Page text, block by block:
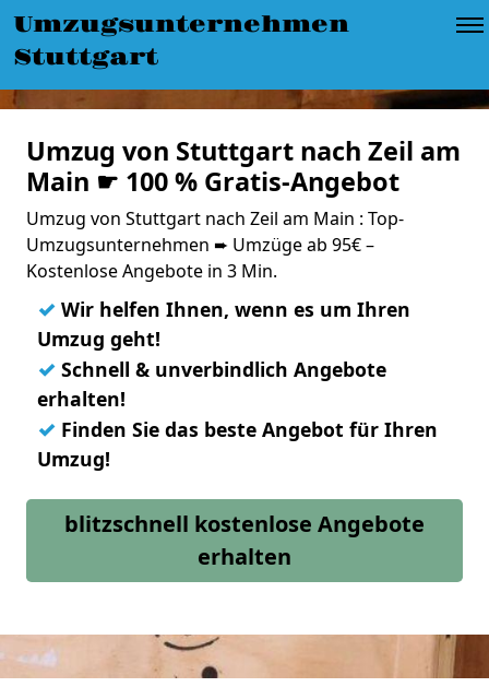
Umzugsunternehmen
Stuttgart
Umzug von Stuttgart nach Zeil am
Main ☛ 100 % Gratis-Angebot
Umzug von Stuttgart nach Zeil am Main : Top-
Umzugsunternehmen ➨ Umzüge ab 95€ –
Kostenlose Angebote in 3 Min.
✓ Wir helfen Ihnen, wenn es um Ihren
Umzug geht!
✓ Schnell & unverbindlich Angebote
erhalten!
✓ Finden Sie das beste Angebot für Ihren
Umzug!
blitzschnell kostenlose Angebote
erhalten